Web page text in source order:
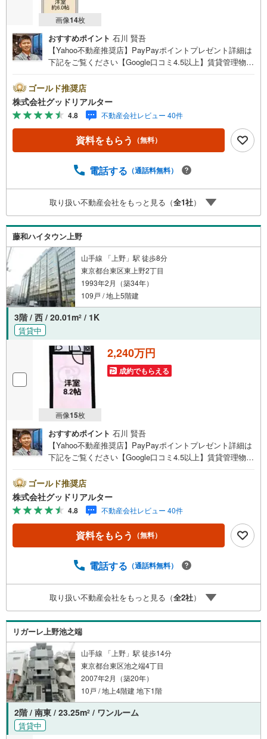
画像14枚
おすすめポイント 石川 賢吾
【Yahoo不動産推奨店】PayPayポイントプレゼント詳細は
下記をご覧ください【Google口コミ4.5以上】賃貸管理物件
介です。投資用マンションを購入する際、最大のリスクは
空室リスクです。利回りがいくら高かろうとも、空室が続
いてしまえば、絵に描いた餅になってしまいます。弊社で
ご紹介するマンションは、人気エリアのお薦め物件はもち
ろんのこと、エリアのニーズに合った人気のお部屋等、賃
貸営業経験スタッフの培ってきた知識と経験を基に物件を
ての対策はお任せください。掲載されている物件は、弊社
い合わせください。※記載賃料等の収入や利回りは、将来に
わたり、得られることを保証するものではありません。※賃
料等については、賃貸中のものについては現在の賃料等
で、空室または所有者居住中等のものについては、周辺の
賃料相場に基づき、満室時を想定して表示しています。
ゴールド推奨店
株式会社グッドリアルター
4.8 不動産会社レビュー 40件
資料をもらう （無料）
電話する （通話料無料）
取り扱い不動産会社をもっと見る（全1社）
藤和ハイタウン上野
山手線 「上野」駅 徒歩8分
東京都台東区東上野2丁目
1993年2月（築34年）
109戸 / 地上5階建
3階 / 西 / 20.01m2 / 1K
賃貸中
画像15枚
2,240万円
成約でもらえる
おすすめポイント 石川 賢吾
【Yahoo不動産推奨店】PayPayポイントプレゼント詳細は
下記をご覧ください【Google口コミ4.5以上】賃貸管理物件
介です。投資用マンションを購入する際、最大のリスクは
空室リスクです。利回りがいくら高かろうとも、空室が続
いてしまえば、絵に描いた餅になってしまいます。弊社で
ご紹介するマンションは、人気エリアのお薦め物件はもち
ろんのこと、エリアのニーズに合った人気のお部屋等、賃
貸営業経験スタッフの培ってきた知識と経験を基に物件を
ての対策はお任せください。掲載されている物件は、弊社
い合わせください。※記載賃料等の収入や利回りは、将来に
わたり、得られることを保証するものではありません。※賃
料等については、賃貸中のものについては現在の賃料等
で、空室または所有者居住中等のものについては、周辺の
賃料相場に基づき、満室時を想定して表示しています。
ゴールド推奨店
株式会社グッドリアルター
4.8 不動産会社レビュー 40件
資料をもらう （無料）
電話する （通話料無料）
取り扱い不動産会社をもっと見る（全2社）
リガーレ上野池之端
山手線 「上野」駅 徒歩14分
東京都台東区池之端4丁目
2007年2月（築20年）
10戸 / 地上4階建 地下1階
2階 / 南東 / 23.25m2 / ワンルーム
賃貸中